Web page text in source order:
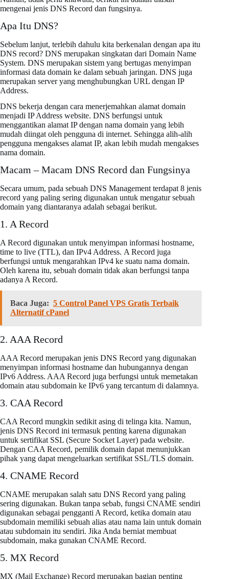
mengenai jenis DNS Record dan fungsinya.
Apa Itu DNS?
Sebelum lanjut, terlebih dahulu kita berkenalan dengan apa itu
DNS record? DNS merupakan singkatan dari Domain Name
System. DNS merupakan sistem yang bertugas menyimpan
informasi data domain ke dalam sebuah jaringan. DNS juga
merupakan server yang menghubungkan URL dengan IP
Address.
DNS bekerja dengan cara menerjemahkan alamat domain
menjadi IP Address website. DNS berfungsi untuk
menggantikan alamat IP dengan nama domain yang lebih
mudah diingat oleh pengguna di internet. Sehingga alih-alih
pengguna mengakses alamat IP, akan lebih mudah mengakses
nama domain.
Macam – Macam DNS Record dan Fungsinya
Secara umum, pada sebuah DNS Management terdapat 8 jenis
record yang paling sering digunakan untuk mengatur sebuah
domain yang diantaranya adalah sebagai berikut.
1. A Record
A Record digunakan untuk menyimpan informasi hostname,
time to live (TTL), dan IPv4 Address. A Record juga
berfungsi untuk mengarahkan IPv4 ke suatu nama domain.
Oleh karena itu, sebuah domain tidak akan berfungsi tanpa
adanya A Record.
Baca Juga: 5 Control Panel VPS Gratis Terbaik
Alternatif cPanel
2. AAA Record
AAA Record merupakan jenis DNS Record yang digunakan
menyimpan informasi hostname dan hubungannya dengan
IPv6 Address. AAA Record juga berfungsi untuk memetakan
domain atau subdomain ke IPv6 yang tercantum di dalamnya.
3. CAA Record
CAA Record mungkin sedikit asing di telinga kita. Namun,
jenis DNS Record ini termasuk penting karena digunakan
untuk sertifikat SSL (Secure Socket Layer) pada website.
Dengan CAA Record, pemilik domain dapat menunjukkan
pihak yang dapat mengeluarkan sertifikat SSL/TLS domain.
4. CNAME Record
CNAME merupakan salah satu DNS Record yang paling
sering digunakan. Bukan tanpa sebab, fungsi CNAME sendiri
digunakan sebagai pengganti A Record, ketika domain atau
subdomain memiliki sebuah alias atau nama lain untuk domain
atau subdomain itu sendiri. Jika Anda berniat membuat
subdomain, maka gunakan CNAME Record.
5. MX Record
MX (Mail Exchange) Record merupakan bagian penting